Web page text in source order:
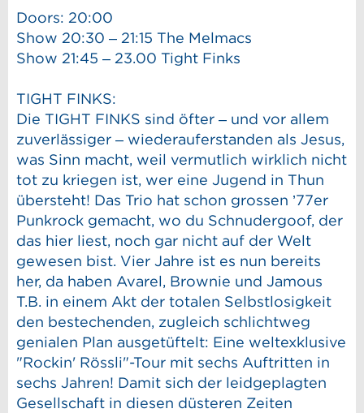
Doors: 20:00
Show 20:30 – 21:15 The Melmacs
Show 21:45 – 23.00 Tight Finks
TIGHT FINKS:
Die TIGHT FINKS sind öfter – und vor allem
zuverlässiger – wiederauferstanden als Jesus,
was Sinn macht, weil vermutlich wirklich nicht
tot zu kriegen ist, wer eine Jugend in Thun
übersteht! Das Trio hat schon grossen ’77er
Punkrock gemacht, wo du Schnudergoof, der
das hier liest, noch gar nicht auf der Welt
gewesen bist. Vier Jahre ist es nun bereits
her, da haben Avarel, Brownie und Jamous
T.B. in einem Akt der totalen Selbstlosigkeit
den bestechenden, zugleich schlichtweg
genialen Plan ausgetüftelt: Eine weltexklusive
"Rockin' Rössli"-Tour mit sechs Auftritten in
sechs Jahren! Damit sich der leidgeplagten
Gesellschaft in diesen düsteren Zeiten